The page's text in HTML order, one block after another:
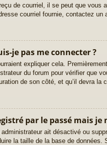
de courriel, il se peut que vous
courriel fournie, contactez un
je pas me connecter ?
expliquer cela.
du forum pour vérifier que
de son côté, et qu’il devra la
par le passé mais
administrateur ait désactivé ou
la taille de la base de